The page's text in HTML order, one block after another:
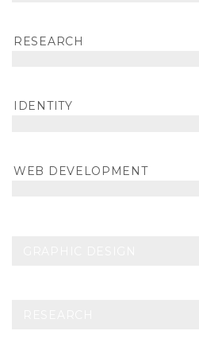
RESEARCH
IDENTITY
WEB DEVELOPMENT